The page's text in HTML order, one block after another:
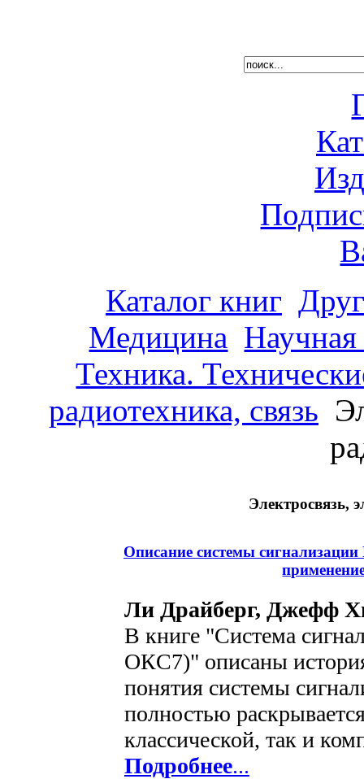
Каталог книг
Медицина Научная
Техника.
радиотехника, связь
Электросвязь,
Описание системы
Ли Драйберг, Джефф
В книге "Система
ОКC7)" описаны
понятия системы
полностью
классической, так и
Подробнее...